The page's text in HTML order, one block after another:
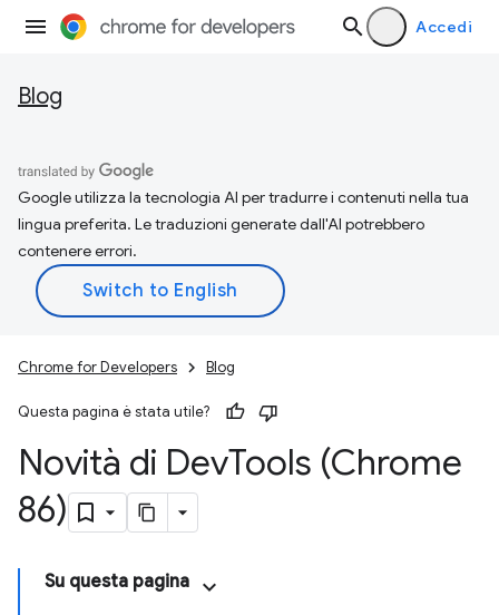
Accedi
Blog
Google utilizza la tecnologia AI per tradurre i contenuti nella tua
lingua preferita. Le traduzioni generate dall'AI potrebbero
contenere errori.
Chrome for Developers Blog
Questa pagina è stata utile?
Novità di DevTools (Chrome
86)
Su questa pagina